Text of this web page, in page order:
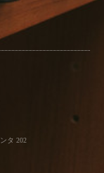
タ 202